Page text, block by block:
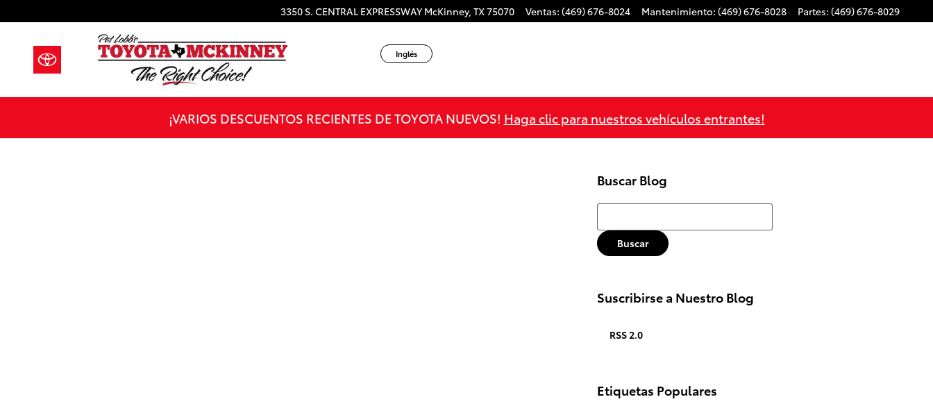
3350 S. CENTRAL EXPRESSWAY McKinney, TX75070 Ventas: (469) 676-8024 Mantenimiento: (469) 676-8028 Partes: (469) 676-8029
Inglés
¡VARIOS DESCUENTOS RECIENTES DE TOYOTA NUEVOS! Haga clic para nuestros vehículos entrantes!
Buscar Blog
Buscar Blog
Buscar
Suscribirse a Nuestro Blog
RSS 2.0
Etiquetas Populares